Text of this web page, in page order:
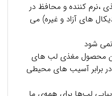
،نرم کننده و محافظ در
های آزاد و غیره) می
شود
محصول مغذی لب های
برابر آسیب های محیطی